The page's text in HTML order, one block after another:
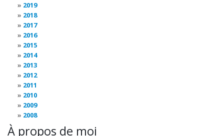
2019
2018
2017
2016
2015
2014
2013
2012
2011
2010
2009
2008
À propos de moi